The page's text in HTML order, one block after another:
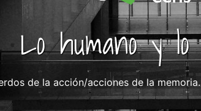
Lo humano y lo
de la acción/acciones de la